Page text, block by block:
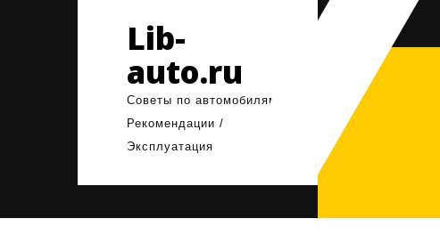
Lib-
auto.ru
Советы по автомобилям /
Рекомендации /
Эксплуатация